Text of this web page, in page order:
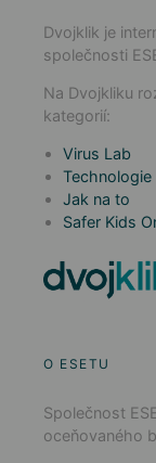
Dvojklik je
společnosti
Na Dvojkliku
kategorií:
Virus Lab
Technologie
Jak na to
Safer Kids
O ESETU
Společnost
oceňovaného